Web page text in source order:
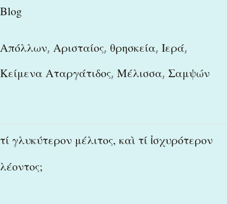
Blog
Απόλλων, Αρισταίος, θρησκεία, Ιερά,
Κείμενα Αταργάτιδος, Μέλισσα, Σαμψών
τί γλυκύτερον μέλιτος, καὶ τί ἰσχυρότερον
λέοντος;
τί
μέλιτος,